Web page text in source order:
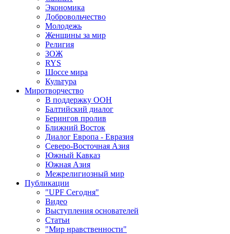
Экономика
Добровольчество
Молодежь
Женщины за мир
Религия
ЗОЖ
RYS
Шоссе мира
Культура
Миротворчество
В поддержку ООН
Балтийский диалог
Берингов пролив
Ближний Восток
Диалог Европа - Евразия
Северо-Восточная Азия
Южный Кавказ
Южная Азия
Межрелигиозный мир
Публикации
"UPF Сегодня"
Видео
Выступления основателей
Статьи
"Мир нравственности"